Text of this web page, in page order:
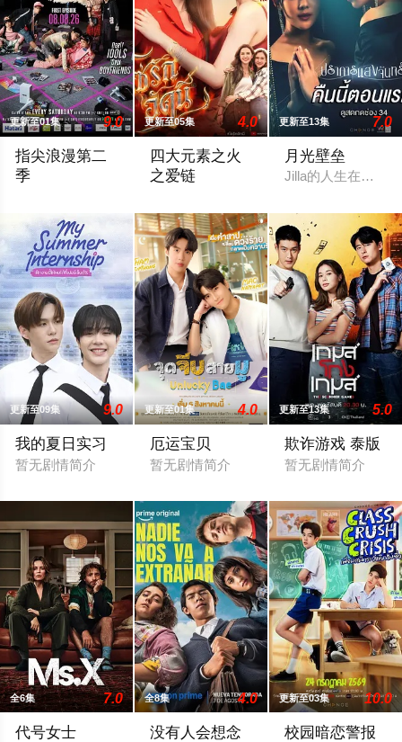
更新至01集 9.0
指尖浪漫第二
季
更新至05集 4.0
四大元素之火
之爱链
更新至13集 7.0
月光壁垒
Jilla的人生在一次
更新至09集 9.0
我的夏日实习
暂无剧情简介
更新至01集 4.0
厄运宝贝
暂无剧情简介
更新至13集 5.0
欺诈游戏 泰版
暂无剧情简介
全6集 7.0
代号女士
全8集 4.0
没有人会想念
更新至03集 10.0
校园暗恋警报